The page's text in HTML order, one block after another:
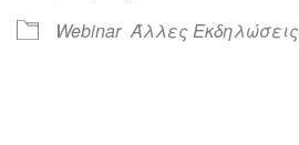
Webinar Άλλες Εκδηλώσεις